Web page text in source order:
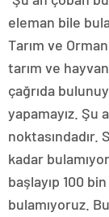
eleman bile
Tarım ve
tarım ve
çağrıda
yapamayız. Şu
noktasındadır.
kadar
başlayıp 100
bulamıyoruz.